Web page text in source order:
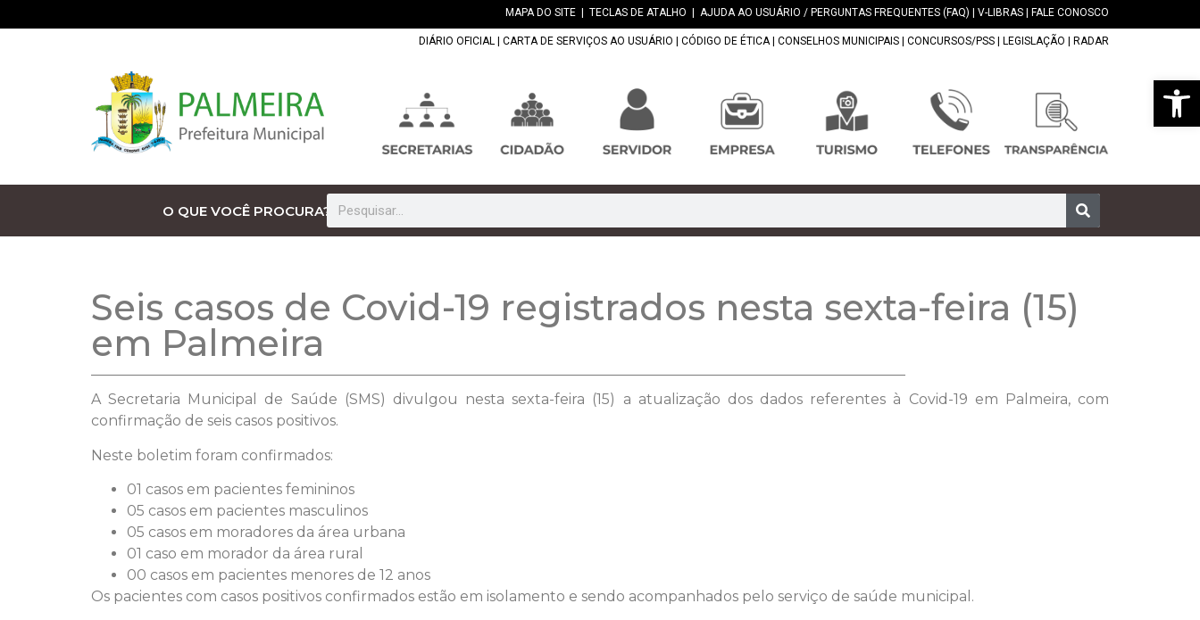
Abrir
MAPA DO SITE TECLAS DE ATALHO AJUDA AO USUÁRIO / PERGUNTAS FREQUENTES (FAQ) V-LIBRAS FALE CONOSCO
DIÁRIO OFICIAL CARTA DE SERVIÇOS AO USUÁRIO CÓDIGO DE ÉTICA| CONSELHOS MUNICIPAIS CONCURSOS/PSS LEGISLAÇÃO RADAR
O QUE VOCÊ PROCURA?
Seis casos de Covid-19 registrados nesta sexta-feira (15)
em Palmeira
A Secretaria Municipal de Saúde (SMS) divulgou nesta sexta-feira (15) a atualização dos dados referentes à Covid-19 em Palmeira, com
confirmação de seis casos positivos.
Neste boletim foram confirmados:
01 casos em pacientes femininos
05 casos em pacientes masculinos
05 casos em moradores da área urbana
01 caso em morador da área rural
00 casos em pacientes menores de 12 anos
Os pacientes com casos positivos confirmados estão em isolamento e sendo acompanhados pelo serviço de saúde municipal.